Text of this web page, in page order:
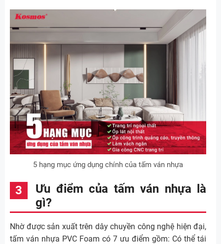
5 hạng mục ứng dụng chính của tấm ván nhựa
Ưu điểm của tấm ván nhựa là
gì?
Nhờ được sản xuất trên dây chuyền công nghệ hiện đại,
tấm ván nhựa PVC Foam có 7 ưu điểm gồm: Có thể tái